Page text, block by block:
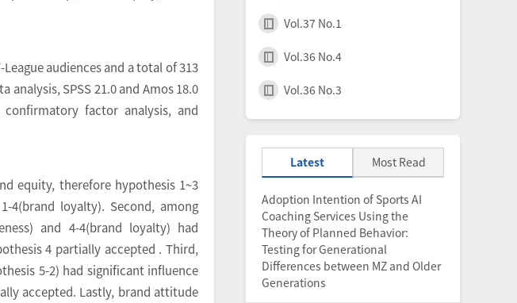
audiences and a total of 313
SPSS 21.0 and Amos 18.0
factor analysis, and
equity, therefore hypothesis 1~3
4(brand loyalty). Second, among
and 4-4(brand loyalty) had
4 partially accepted . Third,
5-2) had significant influence
accepted. Lastly, brand attitude
Vol.37 No.1
Vol.36 No.4
Vol.36 No.3
Latest Most Read
Adoption Intention of Sports AI
Coaching Services Using the
Theory of Planned Behavior:
Testing for Generational
Differences between MZ and Older
Generations